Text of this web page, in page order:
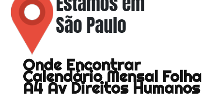
Onde Encontrar
Calendário Mensal Folha
A4 Av Direitos Humanos